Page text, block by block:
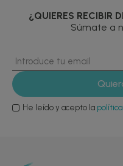
¿QUIERES RECIBIR
Súmate a
He leído y acepto la